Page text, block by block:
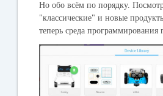
Но обо всём по порядку.
"классические" и новые
теперь среда программирования